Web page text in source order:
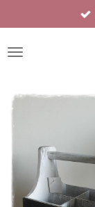
direct
naar